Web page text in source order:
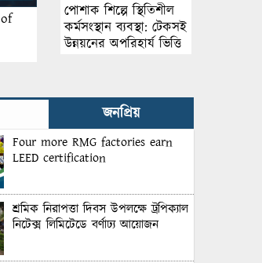
পোশাক শিল্পে স্থিতিশীল
কর্মসংস্থান ব্যবস্থা: টেকসই
উন্নয়নের অপরিহার্য ভিত্তি
জনপ্রিয়
Four more RMG factories earn
LEED certification
শ্রমিক নিরাপত্তা দিবস উপলক্ষে ট্রপিক্যাল
নিটেক্স লিমিটেডে বর্ণাঢ্য আয়োজন